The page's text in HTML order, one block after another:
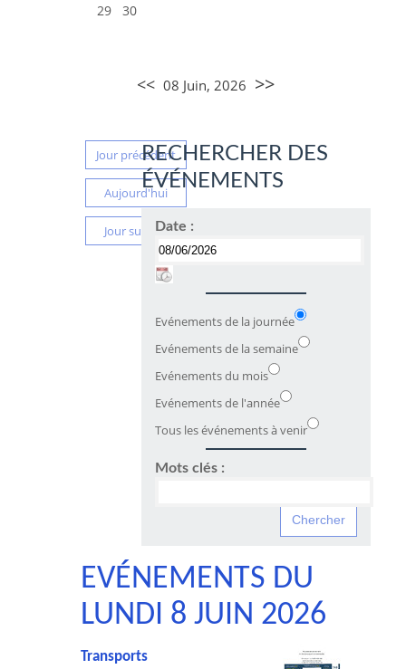
29
30
<< 08 Juin, 2026 >>
Jour précédent
Aujourd'hui
Jour suivant
RECHERCHER DES
ÉVÉNEMENTS
Date :
Evénements de la journée
Evénements de la semaine
Evénements du mois
Evénements de l'année
Tous les événements à venir
Mots clés :
EVÉNEMENTS DU
LUNDI 8 JUIN 2026
Transports